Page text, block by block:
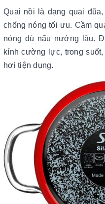
Quai nồi là dạng quai
chống nóng tối ưu. Cầm
nóng dù nấu nướng lâu.
kính cường lực, trong
hơi tiện dụng.